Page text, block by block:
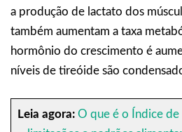
a produção de lactato dos
também aumentam a taxa
hormônio do crescimento é
níveis de tireóide são
Leia agora: O que é o Índice